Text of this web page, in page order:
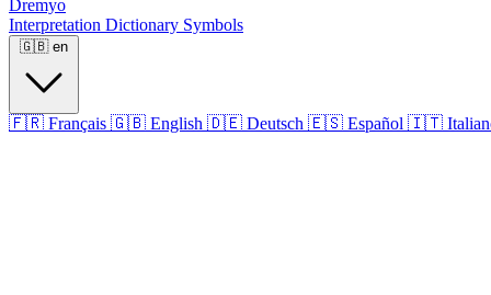
Dremyo
Interpretation Dictionary Symbols
🇬🇧 en
🇫🇷 Français 🇬🇧 English 🇩🇪 Deutsch 🇪🇸 Español 🇮🇹